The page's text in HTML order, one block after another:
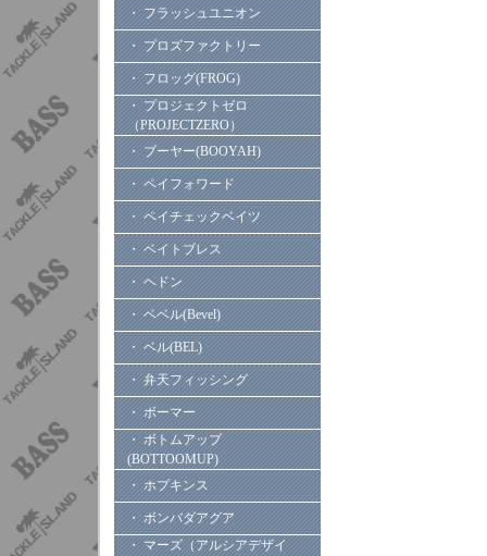
・ フラッシュユニオン
・ プロズファクトリー
・ フロッグ(FROG)
・ プロジェクトゼロ
（PROJECTZERO）
・ ブーヤー(BOOYAH)
・ ペイフォワード
・ ペイチェックベイツ
・ ベイトブレス
・ ヘドン
・ ベベル(Bevel)
・ ベル(BEL)
・ 弁天フィッシング
・ ボーマー
・ ボトムアップ
(BOTTOOMUP)
・ ホプキンス
・ ボンバダアグア
・ マーズ（アルシアデザイ